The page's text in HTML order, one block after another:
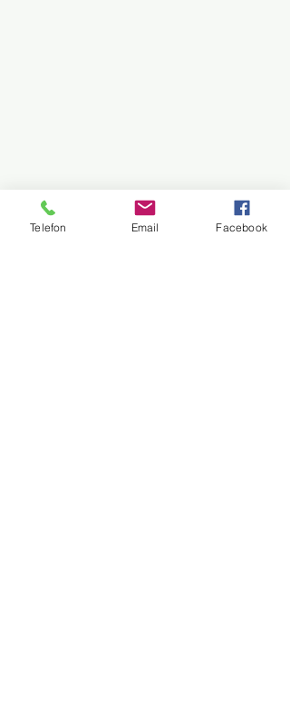
Telefon Email Facebook